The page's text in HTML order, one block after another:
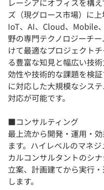
レーシアにオフィスを構
ズ（現グロース市場）に上
IoT、AI、Cloud、Mobile
野の専門テクノロジーチ
けて最適なプロジェクト
る豊富な知見と幅広い技
効性や技術的な課題を検
に対応した大規模なシス
対応が可能です。
■コンサルティング
最上流から開発・運用・
ます。ハイレベルのマネ
カルコンサルタントのシ
立案、計画建てから実行
します。